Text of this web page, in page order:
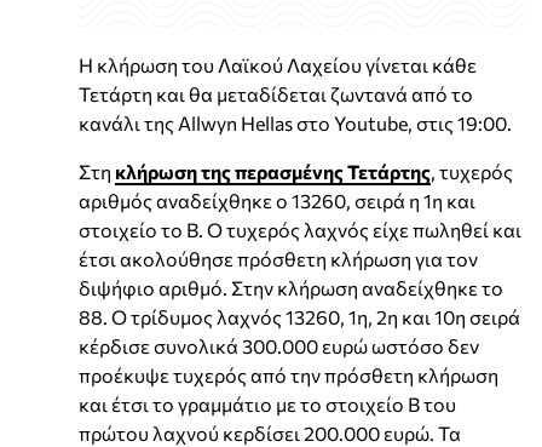
Η κλήρωση του Λαϊκού Λαχείου γίνεται κάθε
Τετάρτη και θα μεταδίδεται ζωντανά από το
κανάλι της Allwyn Hellas στο Youtube, στις 19:00.
Στη κλήρωση της περασμένης Τετάρτης , τυχερός
αριθμός αναδείχθηκε ο 13260, σειρά η 1η και
στοιχείο το Β. Ο τυχερός λαχνός είχε πωληθεί και
έτσι ακολούθησε πρόσθετη κλήρωση για τον
διψήφιο αριθμό. Στην κλήρωση αναδείχθηκε το
88. Ο τρίδυμος λαχνός 13260, 1η, 2η και 10η σειρά
κέρδισε συνολικά 300.000 ευρώ ωστόσο δεν
προέκυψε τυχερός από την πρόσθετη κλήρωση
και έτσι το γραμμάτιο με το στοιχείο Β του
πρώτου λαχνού κερδίσει 200.000 ευρώ. Τα